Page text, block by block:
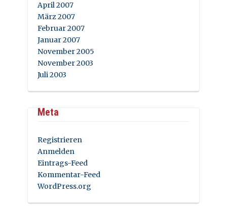
April 2007
März 2007
Februar 2007
Januar 2007
November 2005
November 2003
Juli 2003
Meta
Registrieren
Anmelden
Eintrags-Feed
Kommentar-Feed
WordPress.org